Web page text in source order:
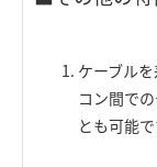
ケーブル
コン間で
とも可能で